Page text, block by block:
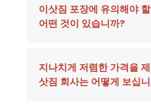
이삿짐 포장에 유의해야
어떤 것이 있습니까?
지나치게 저렴한 가격을
삿짐 회사는 어떻게 보십